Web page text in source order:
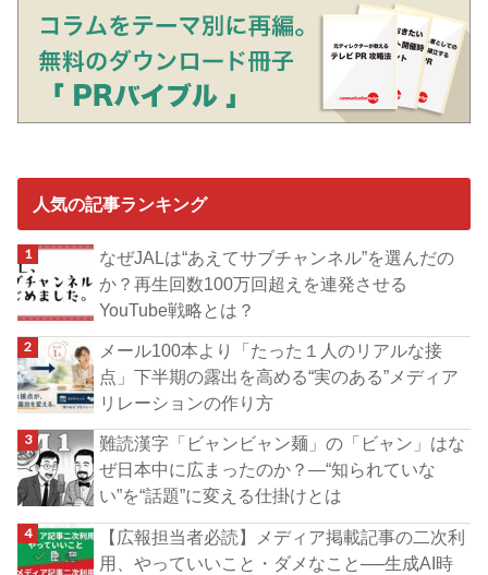
人気の記事ランキング
なぜJALは“あえてサブチャンネル”を選んだの
か？再生回数100万回超えを連発させる
YouTube戦略とは？
メール100本より「たった１人のリアルな接
点」下半期の露出を高める“実のある”メディア
リレーションの作り方
難読漢字「ビャンビャン麺」の「ビャン」はな
ぜ日本中に広まったのか？―“知られていな
い”を“話題”に変える仕掛けとは
【広報担当者必読】メディア掲載記事の二次利
用、やっていいこと・ダメなこと──生成AI時